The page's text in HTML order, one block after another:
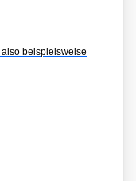
beispielsweise